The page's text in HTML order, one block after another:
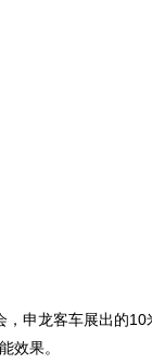
，申龙客车展出的
效果。